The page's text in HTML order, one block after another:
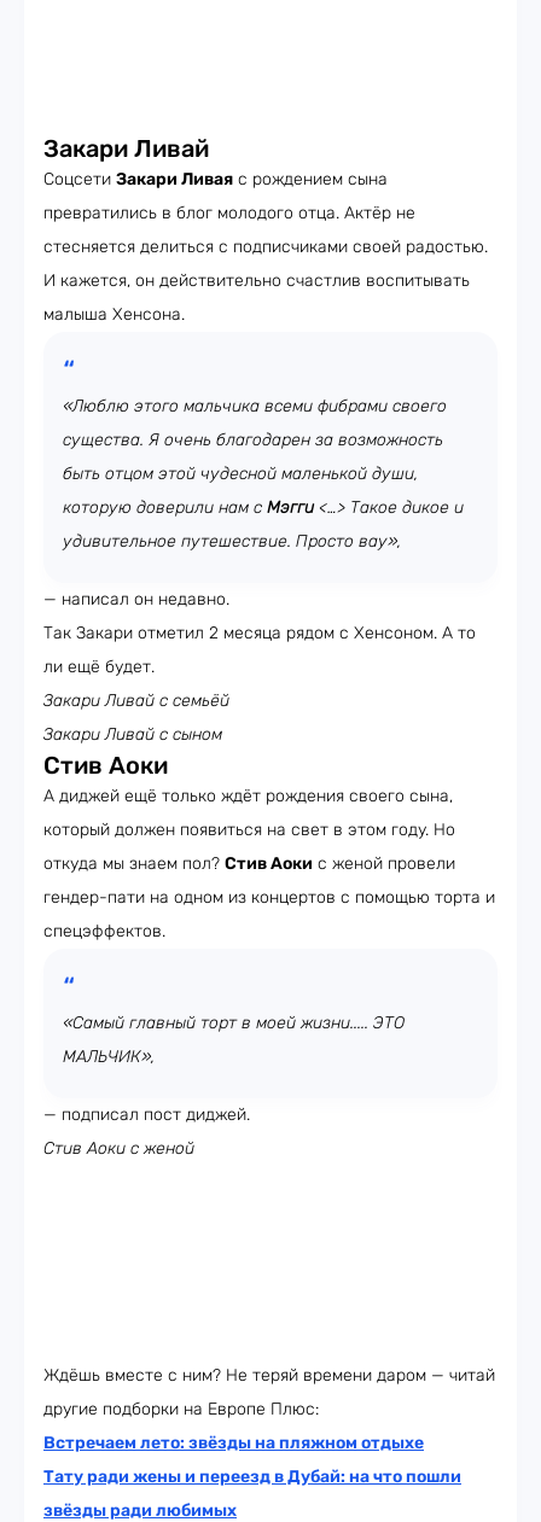
Закари Ливай
Соцсети Закари Ливая с рождением сына
превратились в блог молодого отца. Актёр не
стесняется делиться с подписчиками своей радостью.
И кажется, он действительно счастлив воспитывать
малыша Хенсона.
«Люблю этого мальчика всеми фибрами своего
существа. Я очень благодарен за возможность
быть отцом этой чудесной маленькой души,
которую доверили нам с Мэгги <…> Такое дикое и
удивительное путешествие. Просто вау»,
— написал он недавно.
Так Закари отметил 2 месяца рядом с Хенсоном. А то
ли ещё будет.
Закари Ливай с семьёй
Закари Ливай с сыном
Стив Аоки
А диджей ещё только ждёт рождения своего сына,
который должен появиться на свет в этом году. Но
откуда мы знаем пол? Стив Аоки с женой провели
гендер-пати на одном из концертов с помощью торта и
спецэффектов.
«Самый главный торт в моей жизни..... ЭТО
МАЛЬЧИК»,
— подписал пост диджей.
Стив Аоки с женой
Ждёшь вместе с ним? Не теряй времени даром — читай
другие подборки на Европе Плюс:
Встречаем лето: звёзды на пляжном отдыхе
Тату ради жены и переезд в Дубай: на что пошли
звёзды ради любимых